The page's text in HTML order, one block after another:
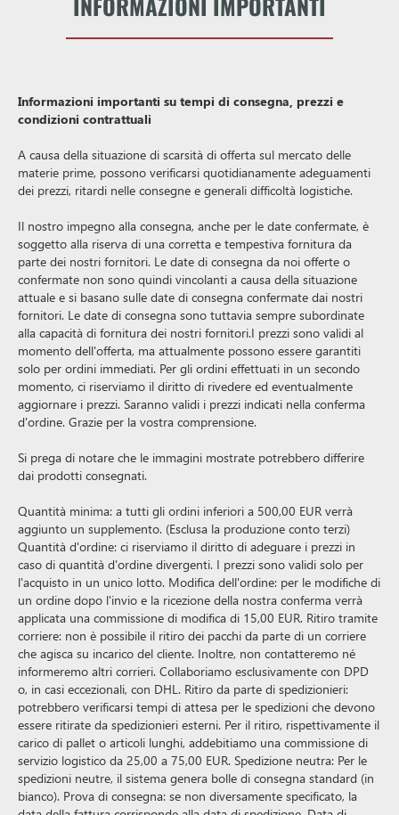
Informazioni importanti su tempi di consegna, prezzi e
condizioni contrattuali
A causa della situazione di scarsità di offerta sul mercato delle
materie prime, possono verificarsi quotidianamente adeguamenti
dei prezzi, ritardi nelle consegne e generali difficoltà logistiche.
Il nostro impegno alla consegna, anche per le date confermate, è
soggetto alla riserva di una corretta e tempestiva fornitura da
parte dei nostri fornitori. Le date di consegna da noi offerte o
confermate non sono quindi vincolanti a causa della situazione
attuale e si basano sulle date di consegna confermate dai nostri
fornitori. Le date di consegna sono tuttavia sempre subordinate
alla capacità di fornitura dei nostri fornitori.I prezzi sono validi al
momento dell'offerta, ma attualmente possono essere garantiti
solo per ordini immediati. Per gli ordini effettuati in un secondo
momento, ci riserviamo il diritto di rivedere ed eventualmente
aggiornare i prezzi. Saranno validi i prezzi indicati nella conferma
d'ordine. Grazie per la vostra comprensione.
Si prega di notare che le immagini mostrate potrebbero differire
dai prodotti consegnati.
Quantità minima: a tutti gli ordini inferiori a 500,00 EUR verrà
aggiunto un supplemento. (Esclusa la produzione conto terzi)
Quantità d'ordine: ci riserviamo il diritto di adeguare i prezzi in
caso di quantità d'ordine divergenti. I prezzi sono validi solo per
l'acquisto in un unico lotto. Modifica dell'ordine: per le modifiche di
un ordine dopo l'invio e la ricezione della nostra conferma verrà
applicata una commissione di modifica di 15,00 EUR. Ritiro tramite
corriere: non è possibile il ritiro dei pacchi da parte di un corriere
che agisca su incarico del cliente. Inoltre, non contatteremo né
informeremo altri corrieri. Collaboriamo esclusivamente con DPD
o, in casi eccezionali, con DHL. Ritiro da parte di spedizionieri:
potrebbero verificarsi tempi di attesa per le spedizioni che devono
essere ritirate da spedizionieri esterni. Per il ritiro, rispettivamente il
carico di pallet o articoli lunghi, addebitiamo una commissione di
servizio logistico da 25,00 a 75,00 EUR. Spedizione neutra: Per le
spedizioni neutre, il sistema genera bolle di consegna standard (in
bianco). Prova di consegna: se non diversamente specificato, la